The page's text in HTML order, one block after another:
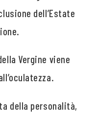
dell’Estate
Vergine viene
della personalità,